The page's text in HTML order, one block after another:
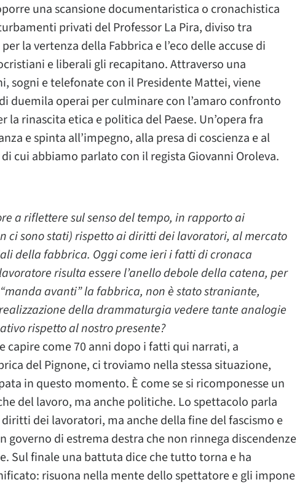
una scansione documentaristica o cronachistica
privati del Professor La Pira, diviso tra
la vertenza della Fabbrica e l’eco delle accuse di
e liberali gli recapitano. Attraverso una
sogni e telefonate con il Presidente Mattei, viene
duemila operai per culminare con l’amaro confronto
la rinascita etica e politica del Paese. Un’opera fra
e spinta all’impegno, alla presa di coscienza e al
cui abbiamo parlato con il regista Giovanni Oroleva.
a riflettere sul senso del tempo, in rapporto ai
ci sono stati) rispetto ai diritti dei lavoratori, al mercato
della fabbrica. Oggi come ieri i fatti di cronaca
risulta essere l’anello debole della catena, per
avanti” la fabbrica, non è stato straniante,
della drammaturgia vedere tante analogie
rispetto al nostro presente?
capire come 70 anni dopo i fatti qui narrati, a
del Pignone, ci troviamo nella stessa situazione,
in questo momento. È come se si ricomponesse un
del lavoro, ma anche politiche. Lo spettacolo parla
dei lavoratori, ma anche della fine del fascismo e
governo di estrema destra che non rinnega discendenze
Sul finale una battuta dice che tutto torna e ha
risuona nella mente dello spettatore e gli impone